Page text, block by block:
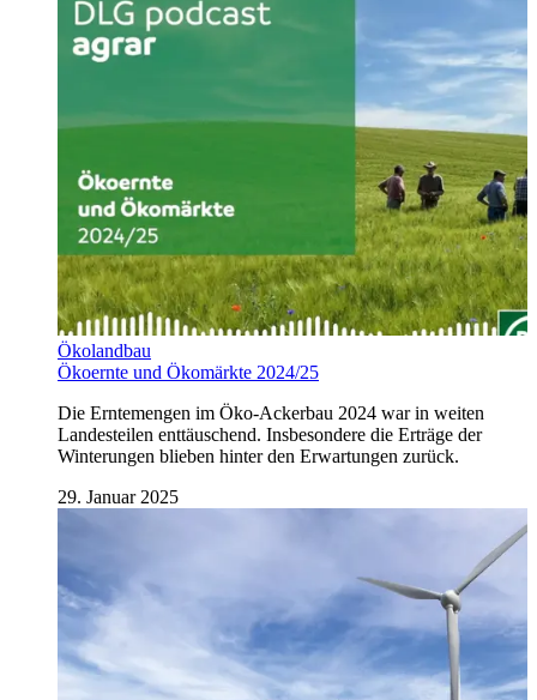
Ökolandbau
Ökoernte und Ökomärkte 2024/25
Die Erntemengen im Öko-Ackerbau 2024 war in weiten
Landesteilen enttäuschend. Insbesondere die Erträge der
Winterungen blieben hinter den Erwartungen zurück.
29. Januar 2025